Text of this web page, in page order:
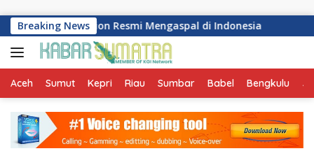
Breaking News
Resmi Mengaspal di Indonesia Perkuat
Aceh Sumut Kepri Riau Sumbar Babel Bengkulu